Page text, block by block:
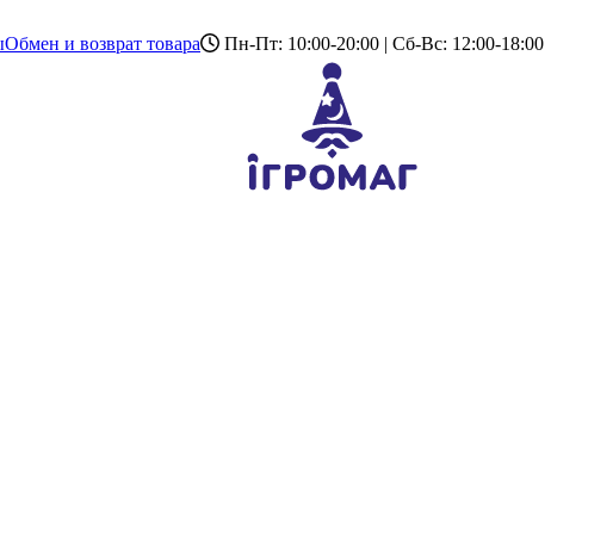
Обмен и возврат товара Пн-Пт: 10:00-20:00 | Сб-Вс: 12:00-18:00